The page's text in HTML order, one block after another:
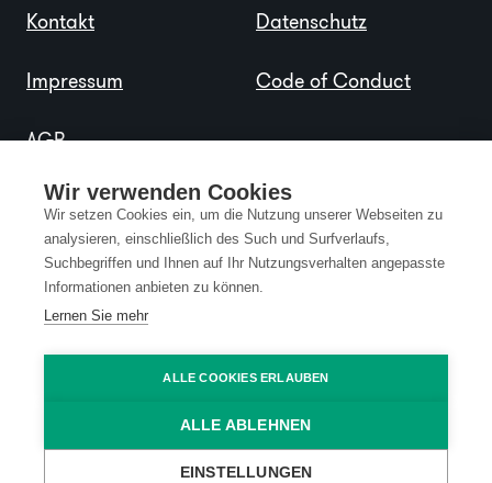
Wir verwenden Cookies
Wir setzen Cookies ein, um die Nutzung unserer Webseiten zu
analysieren, einschließlich des Such und Surfverlaufs,
Suchbegriffen und Ihnen auf Ihr Nutzungsverhalten angepasste
Informationen anbieten zu können.
Lernen Sie mehr
ALLE COOKIES ERLAUBEN
ALLE ABLEHNEN
EINSTELLUNGEN
Kontakt
Impressum
AGB
Datenschutz
Code of Conduct